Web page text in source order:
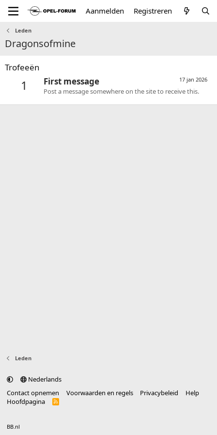
Aanmelden Registreren
Leden
Dragonsofmine
Trofeeën
1 17 jan 2026
First message
Post a message somewhere on the site to receive this.
Leden
Nederlands
Contact opnemen
Voorwaarden en regels Privacybeleid
Help
Hoofdpagina
R
BB.nl